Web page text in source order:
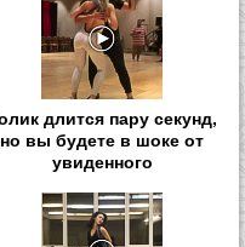
длится пару секунд,
но вы будете в шоке от
увиденного